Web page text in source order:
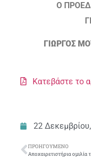
Ο
ΓΙΩΡΓΟΣ
Κατεβάστε το
22
ΠΡΟΗΓΟΎΜΕΝΟ